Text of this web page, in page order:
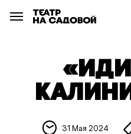
31 Мая 2024